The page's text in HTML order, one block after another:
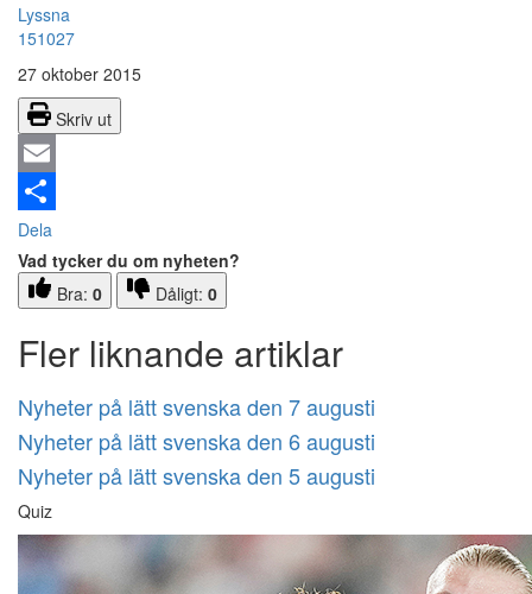
Lyssna
151027
27 oktober 2015
Skriv ut
Email
Dela
Vad tycker du om nyheten?
Bra: 0 Dåligt: 0
Fler liknande artiklar
Nyheter på lätt svenska den 7 augusti
Nyheter på lätt svenska den 6 augusti
Nyheter på lätt svenska den 5 augusti
Quiz